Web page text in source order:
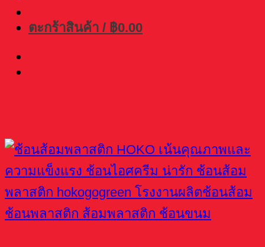
ตะกร้าสินค้า / ฿0.00